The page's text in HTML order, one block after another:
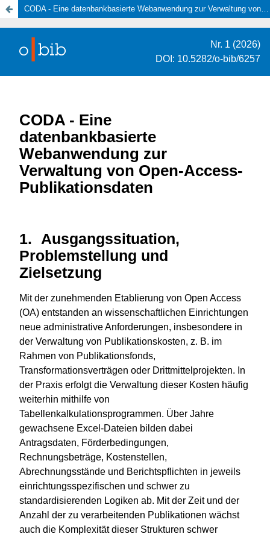
CODA - Eine datenbankbasierte Webanwendung zur Verwaltung von Open-Access-Publikationsdaten